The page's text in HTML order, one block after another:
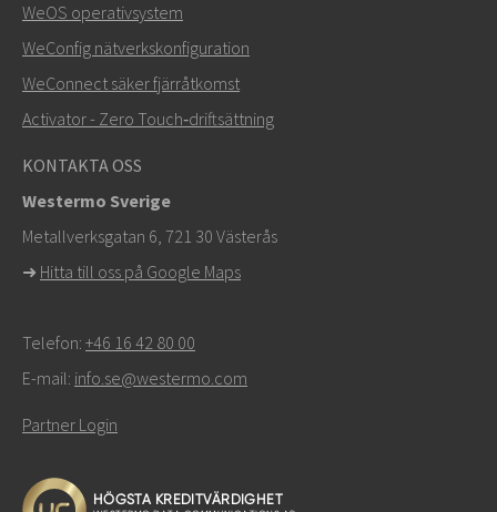
+46 16 42 80 00
info@westermo.com
För supportärenden,
support
WeOS operativsystem
WeConfig nätverkskonfiguration
WeConnect säker fjärråtkomst
Activator - Zero Touch‑driftsättning
KONTAKTA OSS
Westermo Sverige
Metallverksgatan 6, 721 30 Västerås
➜ Hitta till oss på Google Maps
Telefon: +46 16 42 80 00
E-mail: info.se@westermo.com
Partner Login